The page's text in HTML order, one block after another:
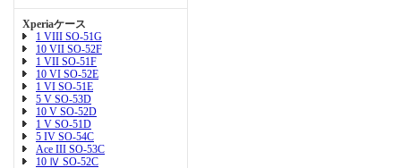
Xperiaケース
1 VIII SO-51G
10 VII SO-52F
1 VII SO-51F
10 VI SO-52E
1 VI SO-51E
5 V SO-53D
10 V SO-52D
1 V SO-51D
5 IV SO-54C
Ace III SO-53C
10 Ⅳ SO-52C